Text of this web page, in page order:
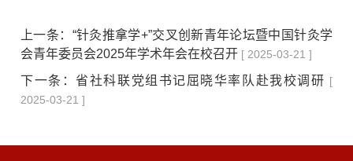
上一条： “针灸推拿学+”交叉创新青年论坛暨中国针灸学
会青年委员会2025年学术年会在校召开 [ 2025-03-21 ]
下一条：省社科联党组书记屈晓华率队赴我校调研 [
2025-03-21 ]